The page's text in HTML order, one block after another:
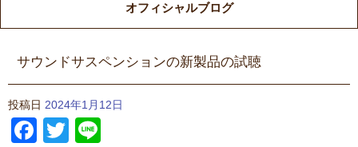
オフィシャルブログ
サウンドサスペンションの新製品の試聴
投稿日 2024年1月12日
Facebook
Twitter